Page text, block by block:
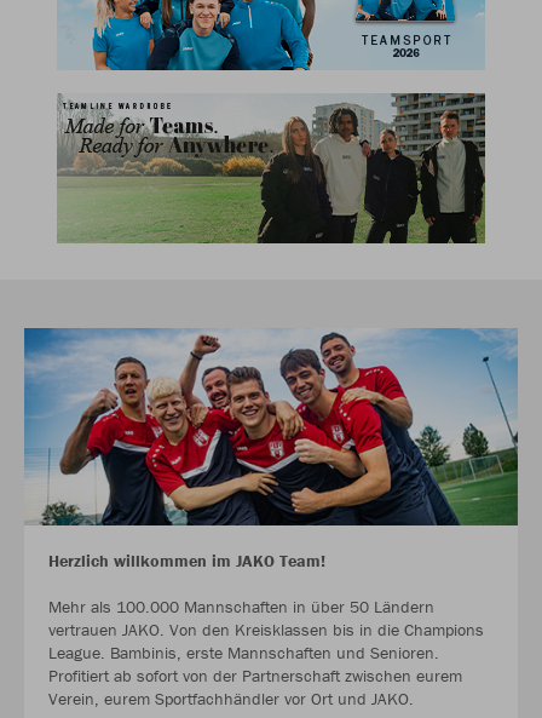
Herzlich willkommen im JAKO Team!
Mehr als 100.000 Mannschaften in über 50 Ländern
vertrauen JAKO. Von den Kreisklassen bis in die Champions
League. Bambinis, erste Mannschaften und Senioren.
Profitiert ab sofort von der Partnerschaft zwischen eurem
Verein, eurem Sportfachhändler vor Ort und JAKO.